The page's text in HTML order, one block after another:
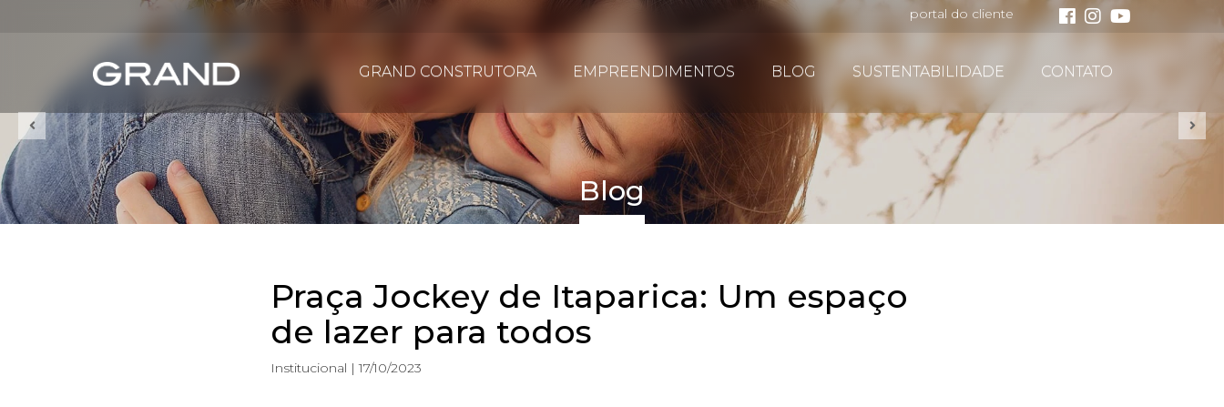
portal do cliente
GRAND CONSTRUTORA EMPREENDIMENTOS BLOG SUSTENTABILIDADE CONTATO
Blog
Praça Jockey de Itaparica: Um espaço
de lazer para todos
Institucional | 17/10/2023